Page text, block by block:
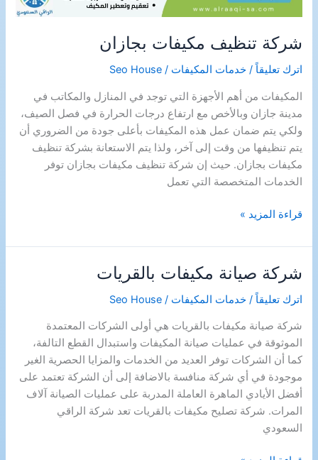
شركة تنظيف مكيفات بجازان
اترك تعليقاً /خدمات المكيفات /
Seo House
المكيفات من أهم الأجهزة التي توجد في المنازل والمكاتب في
مدينة جازان وبالأخص مع ارتفاع درجات الحرارة في فصل الصيف،
ولكي يتم ضمان عمل هذه المكيفات بأعلى جودة من الضروري أن
يتم تنظيفها من وقت إلى آخر، ولذا يتم الاستعانة بشركة تنظيف
مكيفات بجازان. حيث إن شركة تنظيف مكيفات بجازان توفر
الخدمات المتخصصة التي تعمل
شركة
مكيفات
بجازان
قراءة المزيد »
شركة صيانة مكيفات بالقريات
اترك تعليقاً /خدمات المكيفات /
Seo House
شركة صيانة مكيفات بالقريات هي أولى الشركات المعتمدة
الموثوقة في عمليات صيانة المكيفات واستبدال القطع التالفة،
كما أن الشركات توفر العديد من الخدمات والمزايا الحصرية الغير
موجودة في أي شركة منافسة بالاضافة إلى أن الشركة تعتمد على
أفضل الأيادي الماهرة العاملة المدربة على عمليات الصيانة آلاف
المرات. شركة تصليح مكيفات بالقريات تعد شركة الراقي
السعودي